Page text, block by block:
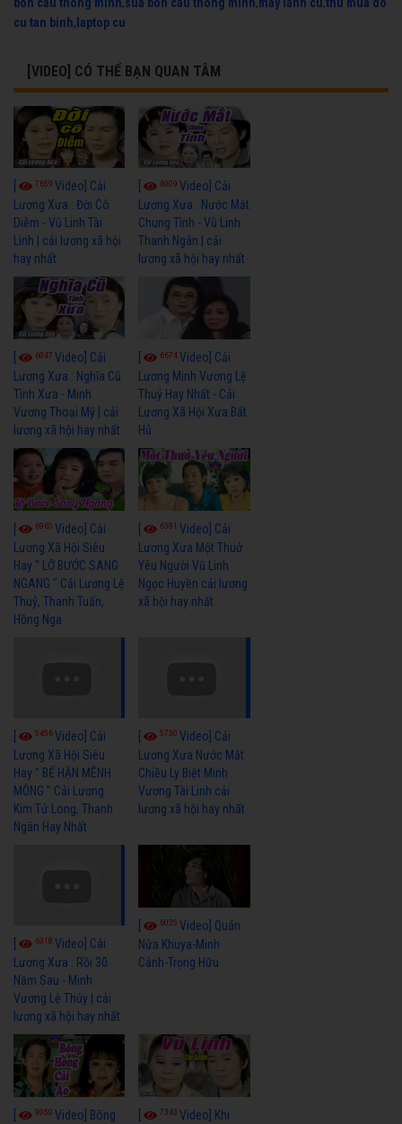
cu tan binh,laptop cu
[VIDEO] CÓ THỂ BẠN QUAN TÂM
7659 Video] Cải
Lương Xưa : Đời Cô
Diễm - Vũ Linh Tài
Linh | cải lương xã hội
hay nhất
6909Video] Cải
Lương Xưa : Nước Mắt
Chung Tình - Vũ Linh
Thanh Ngân | cải
lương xã hội hay nhất
6047 Video] Cải
Lương Xưa : Nghĩa Cũ
Tình Xưa - Minh
Vương Thoại Mỹ | cải
lương xã hội hay nhất
6674Video] Cải
Lương Minh Vương Lệ
Thuỷ Hay Nhất - Cải
Lương Xã Hội Xưa Bất
Hủ
6965 Video] Cải
Lương Xã Hội Siêu
Hay " LỠ BƯỚC SANG
NGANG " Cải Lương Lệ
Thuỷ, Thanh Tuấn,
Hồng Nga
6381Video] Cải
Lương Xưa Một Thuở
Yêu Người Vũ Linh
Ngọc Huyền cải lương
xã hội hay nhất
5456Video] Cải
Lương Xã Hội Siêu
Hay " BỂ HẬN MÊNH
MÔNG " Cải Lương
Kim Tử Long, Thanh
Ngân Hay Nhất
5730Video] Cải
Lương Xưa Nước Mắt
Chiều Ly Biệt Minh
Vương Tài Linh cải
lương xã hội hay nhất
6318 Video] Cải
Lương Xưa : Rồi 30
Năm Sau - Minh
Vương Lệ Thủy | cải
lương xã hội hay nhất
6035Video] Quán
Nửa Khuya-Minh
Cảnh-Trọng Hữu
9050 Video] Bông
7343Video] Khi